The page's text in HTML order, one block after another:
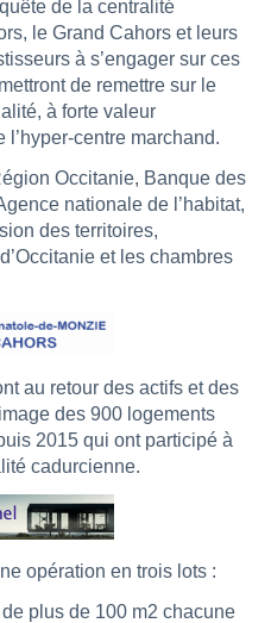
de la centralité
le Grand Cahors et leurs
à s’engager sur ces
de remettre sur le
à forte valeur
centre marchand.
Occitanie, Banque des
nationale de l’habitat,
des territoires,
et les chambres
au retour des actifs et des
des 900 logements
2015 qui ont participé à
cadurcienne.
opération en trois lots :
plus de 100 m2 chacune